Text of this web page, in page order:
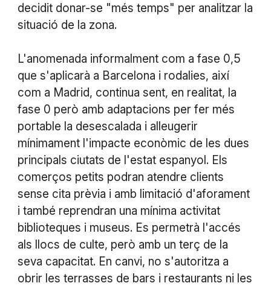
decidit donar-se "més temps" per analitzar la
situació de la zona.
L'anomenada informalment com a fase 0,5
que s'aplicarà a Barcelona i rodalies, així
com a Madrid, continua sent, en realitat, la
fase 0 però amb adaptacions per fer més
portable la desescalada i alleugerir
mínimament l'impacte econòmic de les dues
principals ciutats de l'estat espanyol. Els
comerços petits podran atendre clients
sense cita prèvia i amb limitació d'aforament
i també reprendran una mínima activitat
biblioteques i museus. Es permetrà l'accés
als llocs de culte, però amb un terç de la
seva capacitat. En canvi, no s'autoritza a
obrir les terrasses de bars i restaurants ni les